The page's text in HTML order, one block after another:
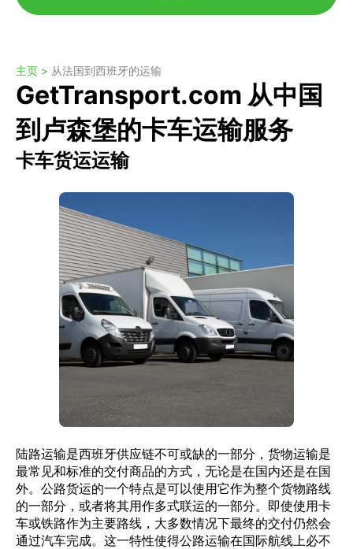
主页 > 从法国到西班牙的运输
GetTransport.com 从中国
到卢森堡的卡车运输服务
卡车货运运输
陆路运输是西班牙供应链不可或缺的一部分，货物运输是
最常见和标准的交付商品的方式，无论是在国内还是在国
外。公路货运的一个特点是可以使用它作为整个货物路线
的一部分，或者将其用作多式联运的一部分。即使使用卡
车或铁路作为主要路线，大多数情况下最终的交付仍然会
通过汽车完成。这一特性使得公路运输在国际航线上必不